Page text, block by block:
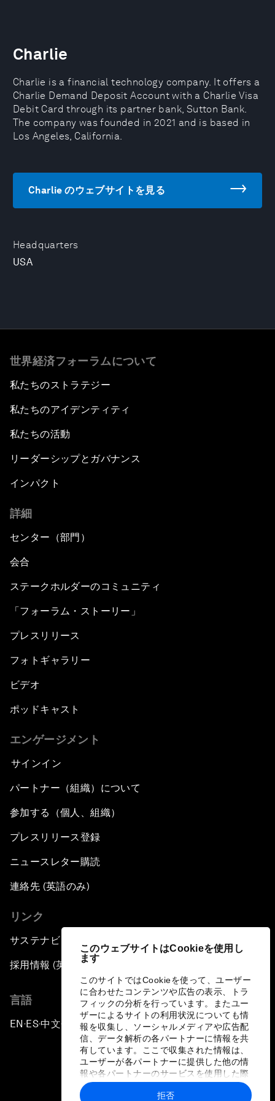
このウェブサイトはCookieを使用し
ます
このサイトではCookieを使って、ユーザー
に合わせたコンテンツや広告の表示、トラ
フィックの分析を行っています。またユー
ザーによるサイトの利用状況についても情
報を収集し、ソーシャルメディアや広告配
信、データ解析の各パートナーに情報を共
有しています。ここで収集された情報は、
ユーザーが各パートナーに提供した他の情
報や各パートナーのサービスを使用した際
に収集された情報と組み合わされ、各パー
トナーによって使用されることがありま
拒否
Headquarters
USA
Charlie
Charlie is a financial technology company. It offers a
Charlie Demand Deposit Account with a Charlie Visa
Debit Card through its partner bank, Sutton Bank.
The company was founded in 2021 and is based in
Los Angeles, California.
Charlie のウェブサイトを見る
世界経済フォーラムについて
私たちのストラテジー
私たちのアイデンティティ
私たちの活動
リーダーシップとガバナンス
インパクト
詳細
センター（部門）
会合
ステークホルダーのコミュニティ
「フォーラム・ストーリー」
プレスリリース
フォトギャラリー
ビデオ
ポッドキャスト
エンゲージメント
サインイン
パートナー（組織）について
参加する（個人、組織）
プレスリリース登録
ニュースレター購読
連絡先 (英語のみ)
リンク
サステナビリティへの取り組み
採用情報 (英語のみ)
言語
EN ▪ES▪中文▪ 日本語